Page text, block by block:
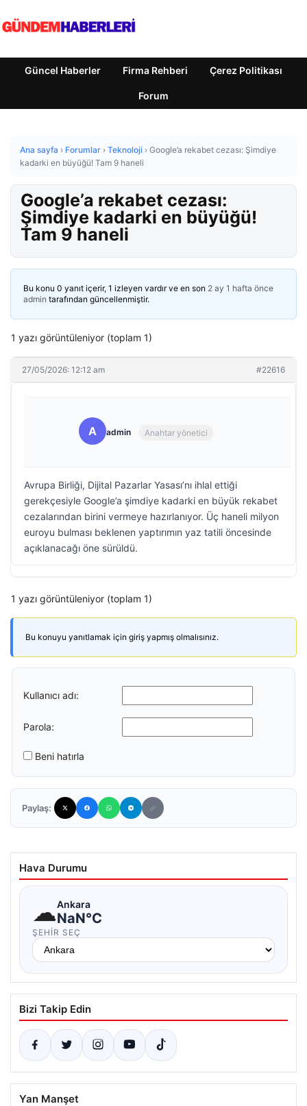
Güncel Haberler Firma Rehberi Çerez Politikası
Forum
Ana sayfa › Forumlar › Teknoloji › Google’a rekabet cezası: Şimdiye
kadarki en büyüğü! Tam 9 haneli
Google’a rekabet cezası:
Şimdiye kadarki en büyüğü!
Tam 9 haneli
Bu konu 0 yanıt içerir, 1 izleyen vardır ve en son 2 ay 1 hafta önce
admin tarafından güncellenmiştir.
1 yazı görüntüleniyor (toplam 1)
27/05/2026: 12:12 am #22616
A admin Anahtar yönetici
Avrupa Birliği, Dijital Pazarlar Yasası’nı ihlal ettiği
gerekçesiyle Google’a şimdiye kadarki en büyük rekabet
cezalarından birini vermeye hazırlanıyor. Üç haneli milyon
euroyu bulması beklenen yaptırımın yaz tatili öncesinde
açıklanacağı öne sürüldü.
1 yazı görüntüleniyor (toplam 1)
Bu konuyu yanıtlamak için giriş yapmış olmalısınız.
Kullanıcı adı:
Parola:
Beni hatırla
Paylaş:
Hava Durumu
☁Ankara
NaN°C
ŞEHIR SEÇ
Bizi Takip Edin
Yan Manşet